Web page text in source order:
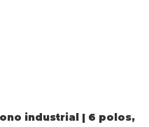
industrial | 6 polos,